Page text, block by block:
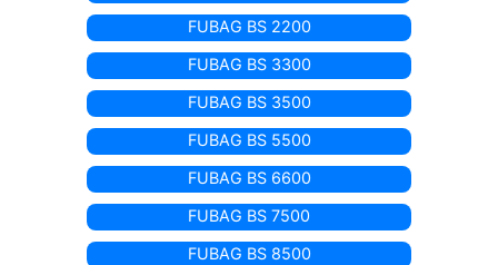
FUBAG BS 2200
FUBAG BS 3300
FUBAG BS 3500
FUBAG BS 5500
FUBAG BS 6600
FUBAG BS 7500
FUBAG BS 8500